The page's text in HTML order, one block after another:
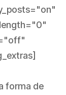
forma de